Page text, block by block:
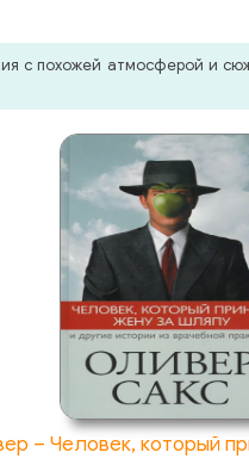
с похожей атмосферой и
– Человек, который